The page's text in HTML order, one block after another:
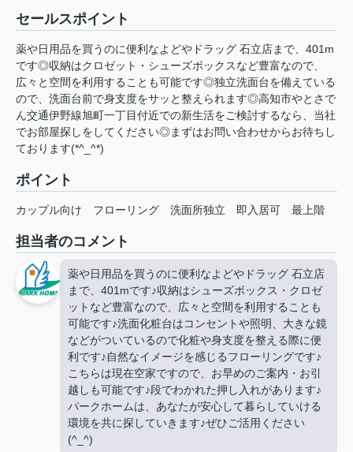
セールスポイント
薬や日用品を買うのに便利なよどやドラッグ 石立店まで、401m
です◎収納はクロゼット・シューズボックスなど豊富なので、
広々と空間を利用することも可能です◎独立洗面台を備えている
ので、洗面台前で身支度をサッと整えられます◎高知市やとさで
ん交通伊野線旭町一丁目付近での新生活をご検討するなら、当社
でお部屋探しをしてください◎まずはお問い合わせからお待ちし
ております(*^_^*)
ポイント
カップル向け フローリング 洗面所独立 即入居可 最上階
担当者のコメント
薬や日用品を買うのに便利なよどやドラッグ 石立店
まで、401mです♪収納はシューズボックス・クロゼ
ットなど豊富なので、広々と空間を利用することも
可能です♪洗面化粧台はコンセントや照明、大きな鏡
などがついているので化粧や身支度を整える際に便
利です♪自然なイメージを感じるフローリングです♪
こちらは現在空家ですので、お早めのご案内・お引
越しも可能です♪段でわかれた押し入れがあります♪
パークホームは、あなたが安心して暮らしていける
環境を共に探していきます♪ぜひご活用ください
(^_^)